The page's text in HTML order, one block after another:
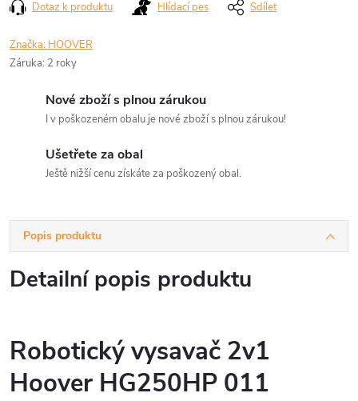
Dotaz k produktu Hlídací pes Sdílet
Značka: HOOVER
Záruka: 2 roky
Nové zboží s plnou zárukou
I v poškozeném obalu je nové zboží s plnou zárukou!
Ušetřete za obal
Ještě nižší cenu získáte za poškozený obal.
Popis produktu
Detailní popis produktu
Robotický vysavač 2v1
Hoover HG250HP 011